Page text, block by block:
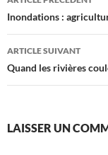
des
articles
Inondations :
ARTICLE SUIVANT
Quand les rivières
LAISSER UN